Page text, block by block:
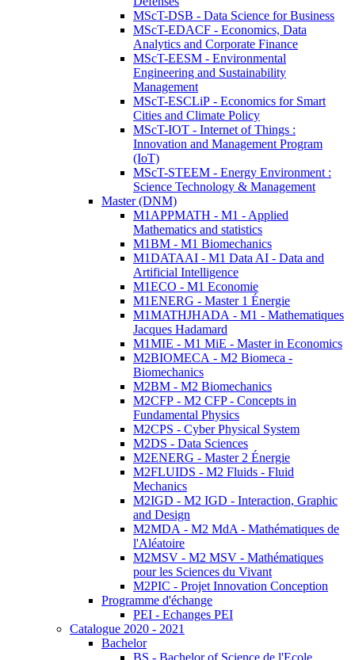
MScT-DSB - Data Science for Business
MScT-EDACF - Economics, Data
Analytics and Corporate Finance
MScT-EESM - Environmental
Engineering and Sustainability
Management
MScT-ESCLiP - Economics for Smart
Cities and Climate Policy
MScT-IOT - Internet of Things :
Innovation and Management Program
(IoT)
MScT-STEEM - Energy Environment :
Science Technology & Management
Master (DNM)
M1APPMATH - M1 - Applied
Mathematics and statistics
M1BM - M1 Biomechanics
M1DATAAI - M1 Data AI - Data and
Artificial Intelligence
M1ECO - M1 Economie
M1ENERG - Master 1 Énergie
M1MATHJHADA - M1 - Mathematiques
Jacques Hadamard
M1MIE - M1 MiE - Master in Economics
M2BIOMECA - M2 Biomeca -
Biomechanics
M2BM - M2 Biomechanics
M2CFP - M2 CFP - Concepts in
Fundamental Physics
M2CPS - Cyber Physical System
M2DS - Data Sciences
M2ENERG - Master 2 Énergie
M2FLUIDS - M2 Fluids - Fluid
Mechanics
M2IGD - M2 IGD - Interaction, Graphic
and Design
M2MDA - M2 MdA - Mathématiques de
l'Aléatoire
M2MSV - M2 MSV - Mathématiques
pour les Sciences du Vivant
M2PIC - Projet Innovation Conception
Programme d'échange
PEI - Echanges PEI
Catalogue 2020 - 2021
Bachelor
BS - Bachelor of Science de l'Ecole